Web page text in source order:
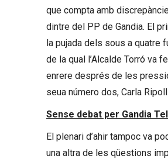
que compta amb
dintre del PP de Gandia. El
la pujada dels sous a quatre
de la qual l’Alcalde Torró va
enrere després de les
seua número dos, Carla Ripoll.
Sense debat per Gandia
El plenari d’ahir tampoc va
una altra de les qüestions